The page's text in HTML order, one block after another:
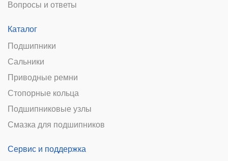
Вопросы и ответы
Каталог
Подшипники
Сальники
Приводные ремни
Стопорные кольца
Подшипниковые узлы
Смазка для подшипников
Сервис и поддержка